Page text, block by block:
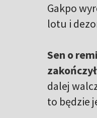
Gakpo
lotu i
Sen o
dalej
to będzie